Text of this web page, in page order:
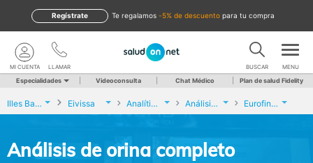
te regalamos -5% de descuento para tu compra
Regístrate
LLAMAR
MI CUENTA BUSCAR MENU
Especialidades Videoconsulta Chat Médico Plan de salud Fidelity
Illes Balears Eivissa Analíticas y Genética Análisis de orina completo Eurofins Análisis Clínicos Ibiza
Análisis de orina completo